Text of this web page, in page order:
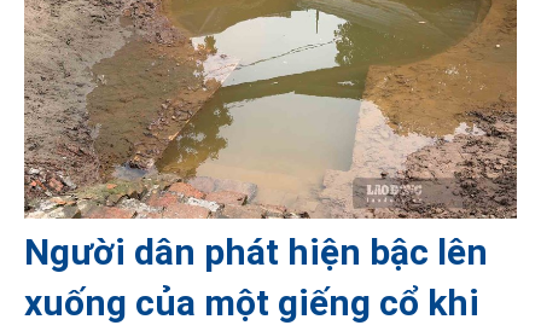
Người dân phát hiện bậc lên
xuống của một giếng cổ khi